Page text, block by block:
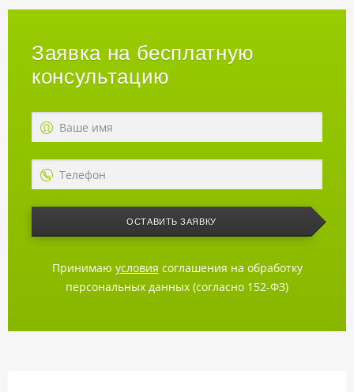
Классическая палитра из 4-х
разноцветной базальтовой
посыпки с добавлением
антрацита, эффектно
подчеркивает линии популярной
Идеальное соотношение «цена/
качество» с гарантией 20 лет.
Заявка на бесплатную
консультацию
ОСТАВИТЬ ЗАЯВКУ
Принимаю условия соглашения на обработку
персональных данных (согласно 152-ФЗ)